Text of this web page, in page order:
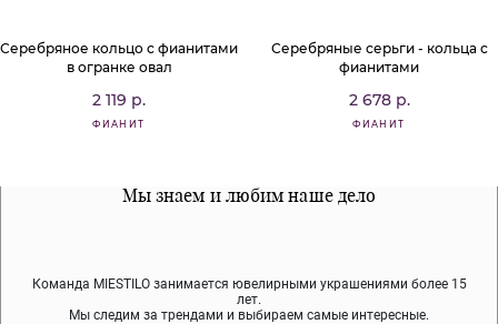
Серебряное кольцо с фианитами
в огранке овал
2 119 р.
ФИАНИТ
Серебряные серьги - кольца с
фианитами
2 678 р.
ФИАНИТ
Мы знаем и любим наше дело
Команда MIESTILO занимается ювелирными украшениями более 15
лет.
Мы следим за трендами и выбираем самые интересные.
Все наши материалы гипоалергенны
Мы используем покрытие (родий, ювелирный сплав), которое не
содержит никеля и свинца — это исключает аллергию.
Примерка перед покупкой
Во время доставки спокойно примеряйте украшения, выбирайте те,
что вам нравятся, остальные заберёт курьер.